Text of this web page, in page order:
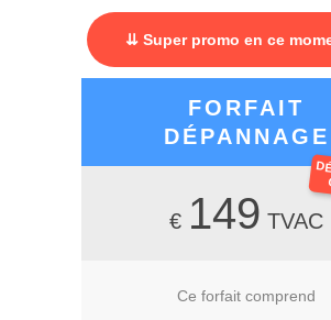
⇊ Super promo en ce
FORFAIT
DÉPANNAGE
€ 149 TVAC
Ce forfait comprend